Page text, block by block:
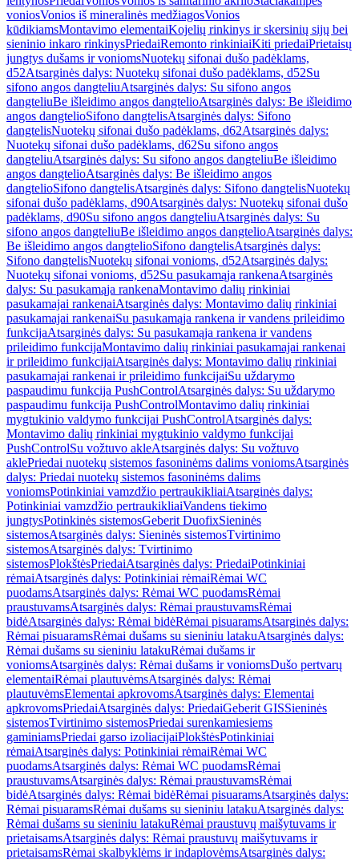
voniosVonios iš mineralinės medžiagosVonios
kūdikiamsMontavimo elementaiKojelių rinkinys ir skersinių sijų bei
sieninio inkaro rinkinysPriedaiRemonto rinkiniaiKiti priedaiPrietaisų
jungtys dušams ir voniomsNuotekų sifonai dušo padėklams,
d52Atsarginės dalys: Nuotekų sifonai dušo padėklams, d52Su
sifono angos dangteliuAtsarginės dalys: Su sifono angos
dangteliuBe išleidimo angos dangtelioAtsarginės dalys: Be išleidimo
angos dangtelioSifono dangtelisAtsarginės dalys: Sifono
dangtelisNuotekų sifonai dušo padėklams, d62Atsarginės dalys:
Nuotekų sifonai dušo padėklams, d62Su sifono angos
dangteliuAtsarginės dalys: Su sifono angos dangteliuBe išleidimo
angos dangtelioAtsarginės dalys: Be išleidimo angos
dangtelioSifono dangtelisAtsarginės dalys: Sifono dangtelisNuotekų
sifonai dušo padėklams, d90Atsarginės dalys: Nuotekų sifonai dušo
padėklams, d90Su sifono angos dangteliuAtsarginės dalys: Su
sifono angos dangteliuBe išleidimo angos dangtelioAtsarginės dalys:
Be išleidimo angos dangtelioSifono dangtelisAtsarginės dalys:
Sifono dangtelisNuotekų sifonai vonioms, d52Atsarginės dalys:
Nuotekų sifonai vonioms, d52Su pasukamąja rankenaAtsarginės
dalys: Su pasukamąja rankenaMontavimo dalių rinkiniai
pasukamajai rankenaiAtsarginės dalys: Montavimo dalių rinkiniai
pasukamajai rankenaiSu pasukamąja rankena ir vandens prileidimo
funkcijaAtsarginės dalys: Su pasukamąja rankena ir vandens
prileidimo funkcijaMontavimo dalių rinkiniai pasukamajai rankenai
ir prileidimo funkcijaiAtsarginės dalys: Montavimo dalių rinkiniai
pasukamajai rankenai ir prileidimo funkcijaiSu uždarymo
paspaudimu funkcija PushControlAtsarginės dalys: Su uždarymo
paspaudimu funkcija PushControlMontavimo dalių rinkiniai
mygtukinio valdymo funkcijai PushControlAtsarginės dalys:
Montavimo dalių rinkiniai mygtukinio valdymo funkcijai
PushControlSu vožtuvo akleAtsarginės dalys: Su vožtuvo
aklePriedai nuotekų sistemos fasoninėms dalims voniomsAtsarginės
dalys: Priedai nuotekų sistemos fasoninėms dalims
voniomsPotinkiniai vamzdžio pertraukikliaiAtsarginės dalys:
Potinkiniai vamzdžio pertraukikliaiVandens tiekimo
jungtysPotinkinės sistemosGeberit DuofixSieninės
sistemosAtsarginės dalys: Sieninės sistemosTvirtinimo
sistemosAtsarginės dalys: Tvirtinimo
sistemosPlokštėsPriedaiAtsarginės dalys: PriedaiPotinkiniai
rėmaiAtsarginės dalys: Potinkiniai rėmaiRėmai WC
puodamsAtsarginės dalys: Rėmai WC puodamsRėmai
praustuvamsAtsarginės dalys: Rėmai praustuvamsRėmai
bidėAtsarginės dalys: Rėmai bidėRėmai pisuaramsAtsarginės dalys:
Rėmai pisuaramsRėmai dušams su sieniniu latakuAtsarginės dalys:
Rėmai dušams su sieniniu latakuRėmai dušams ir
voniomsAtsarginės dalys: Rėmai dušams ir voniomsDušo pertvarų
elementaiRėmai plautuvėmsAtsarginės dalys: Rėmai
plautuvėmsElementai apkrovomsAtsarginės dalys: Elementai
apkrovomsPriedaiAtsarginės dalys: PriedaiGeberit GISSieninės
sistemosTvirtinimo sistemosPriedai surenkamiesiems
gaminiamsPriedai garso izoliacijaiPlokštėsPotinkiniai
rėmaiAtsarginės dalys: Potinkiniai rėmaiRėmai WC
puodamsAtsarginės dalys: Rėmai WC puodamsRėmai
praustuvamsAtsarginės dalys: Rėmai praustuvamsRėmai
bidėAtsarginės dalys: Rėmai bidėRėmai pisuaramsAtsarginės dalys:
Rėmai pisuaramsRėmai dušams su sieniniu latakuAtsarginės dalys:
Rėmai dušams su sieniniu latakuRėmai praustuvų maišytuvams ir
prietaisamsAtsarginės dalys: Rėmai praustuvų maišytuvams ir
prietaisamsRėmai skalbyklėms ir indaplovėmsAtsarginės dalys: